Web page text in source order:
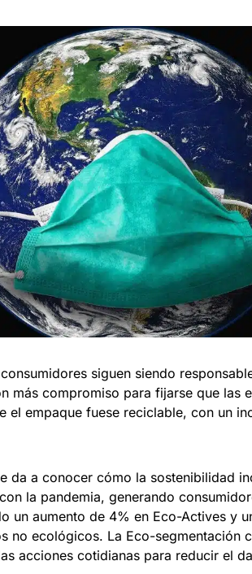
siguen siendo
más compromiso para fijarse que las
el empaque fuese reciclable, con un
da a conocer cómo la sostenibilidad
la pandemia, generando
un aumento de 4% en Eco-Actives y
no ecológicos. La Eco-segmentación
acciones cotidianas para reducir el